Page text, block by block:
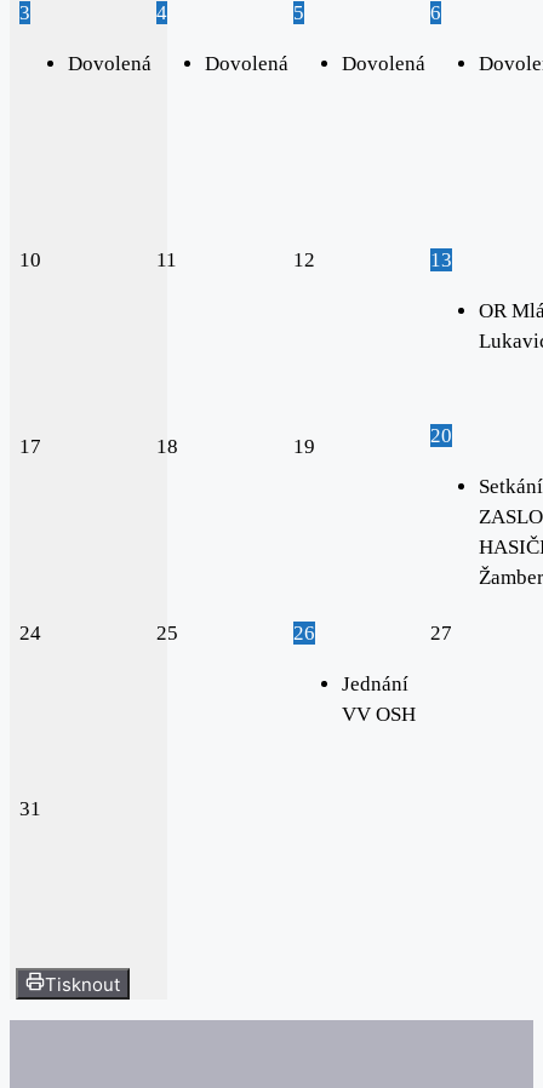
3
Dovolená
4
Dovolená
5
Dovolená
6
10 11 12 13
OR
17 18 19 20
Setkání
24 25 26
Jednání
VV OSH
27
31
Tisknout